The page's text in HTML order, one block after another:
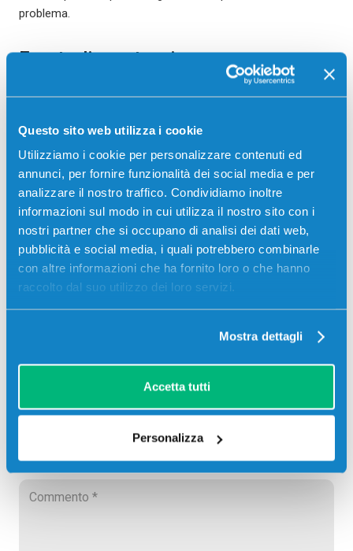
Questo sito web utilizza i cookie
Utilizziamo i cookie per personalizzare contenuti ed
annunci, per fornire funzionalità dei social media e per
analizzare il nostro traffico. Condividiamo inoltre
informazioni sul modo in cui utilizza il nostro sito con i
nostri partner che si occupano di analisi dei dati web,
pubblicità e social media, i quali potrebbero combinarle
con altre informazioni che ha fornito loro o che hanno
raccolto dal suo utilizzo dei loro servizi.
Mostra dettagli
Accetta tutti
Personalizza
problema.
Eventuali svantaggi
La maggior parte delle stampanti portatili presenta solo
motilità. Tuttavia, è bene non aspettarsi prestazioni al pari di
É noto che le stampanti laser sono apprezzate soprattutto
per la capacità di stampare molti fogli rapidamente, e magari
ne possiedi già una; purtroppo perònon esistono ancora
stampanti portatili laser, per cui dovrai accontentarti di
tempistiche di stampa più lunghe rispetto ai tuoi standard.
A prescindere da questo, si tratta di dispositivi di estrema
Il tuo indirizzo email non sarà pubblicato.
obbligatori sono contrassegnati*